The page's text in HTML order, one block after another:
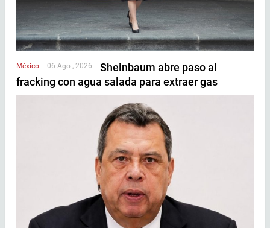
México | 06 Ago , 2026 | Sheinbaum abre paso al
fracking con agua salada para extraer gas